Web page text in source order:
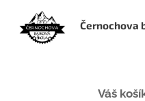
Černochova
Váš